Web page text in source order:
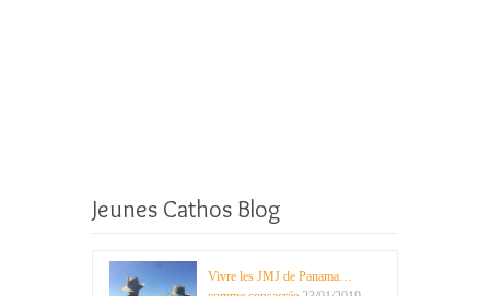
Jeunes Cathos Blog
Vivre les JMJ de Panama…